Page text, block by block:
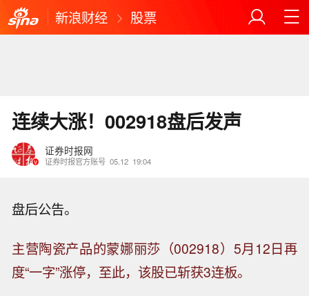
新浪财经 股票
连续大涨！002918盘后发声
证券时报网
证券时报官方账号 05.12 19:04
盘后公告。
主营陶瓷产品的蒙娜丽莎（002918）5月12日再
度“一字”涨停，至此，该股已斩获3连板。